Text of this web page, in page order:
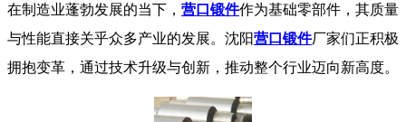
在制造业蓬勃发展的当下， 营口锻件作为基础零部件，其质量
与性能直接关乎众多产业的发展。沈阳营口锻件厂家们正积极
拥抱变革，通过技术升级与创新，推动整个行业迈向新高度。